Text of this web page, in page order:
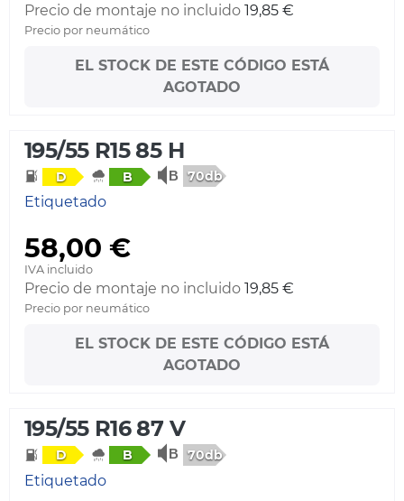
Precio de montaje no incluido 19,85 €
Precio por neumático
EL STOCK DE ESTE CÓDIGO ESTÁ
AGOTADO
195/55 R15 85 H
D B 70db
Etiquetado
58,00 €
IVA incluido
Precio de montaje no incluido 19,85 €
Precio por neumático
EL STOCK DE ESTE CÓDIGO ESTÁ
AGOTADO
195/55 R16 87 V
D B 70db
Etiquetado